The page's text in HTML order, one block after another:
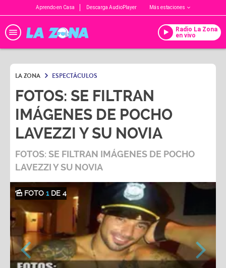
Aprendo en Casa Descarga AudioPlayer Más estaciones
Radio La Zona
en vivo
LA ZONA ESPECTÁCULOS
FOTOS: SE FILTRAN
IMÁGENES DE POCHO
LAVEZZI Y SU NOVIA
FOTOS: SE FILTRAN IMÁGENES DE POCHO
LAVEZZI Y SU NOVIA
FOTO 1DE 4